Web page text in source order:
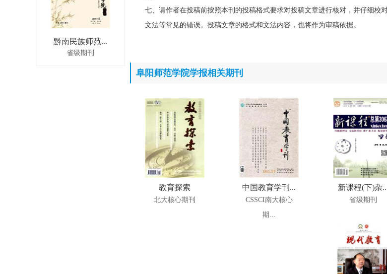
黔南民族师范...
省级期刊
七、请作者在投稿前按照本刊的投稿格式要求对投稿文章进行核对，并仔细校
文法等常见的错误。投稿文章的格式和文法内容，也将作为审稿依据。
阜阳师范学院学报相关期刊
教育探索
北大核心期刊
中国教育学刊...
CSSCI南大核心
期...
新课程(下)杂
省级期刊